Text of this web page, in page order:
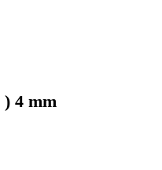
4 mm